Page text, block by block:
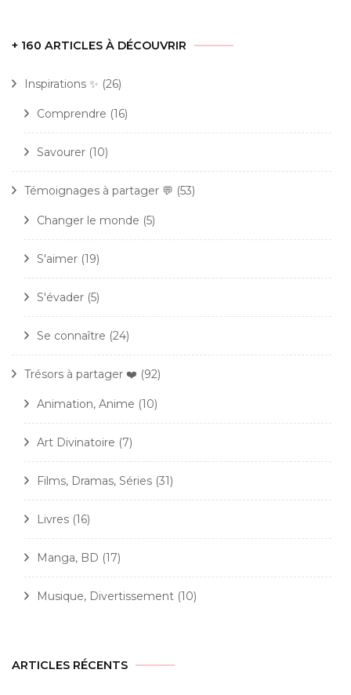
+ 160 ARTICLES À DÉCOUVRIR
Inspirations ✨ (26)
Comprendre (16)
Savourer (10)
Témoignages à partager 💬 (53)
Changer le monde (5)
S'aimer (19)
S'évader (5)
Se connaître (24)
Trésors à partager ❤️ (92)
Animation, Anime (10)
Art Divinatoire (7)
Films, Dramas, Séries (31)
Livres (16)
Manga, BD (17)
Musique, Divertissement (10)
ARTICLES RÉCENTS